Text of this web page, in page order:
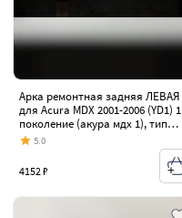
Арка ремонтная задняя ЛЕВАЯ
для Acura MDX 2001-2006 (YD1) 1
поколение (акура мдх 1), тип
кузова - кроссовера ,
холоднокатаная сталь 0,8 мм
5.0
4152 ₽